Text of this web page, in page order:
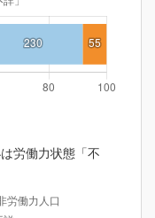
労働力状態「不